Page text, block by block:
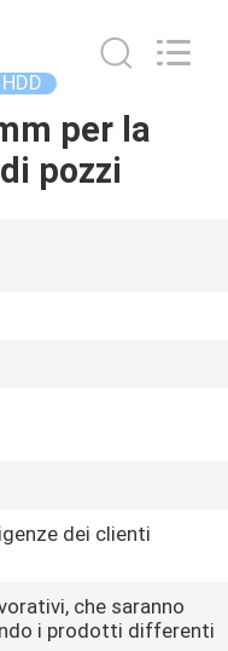
per la
pozzi
dei clienti
che saranno
i prodotti differenti